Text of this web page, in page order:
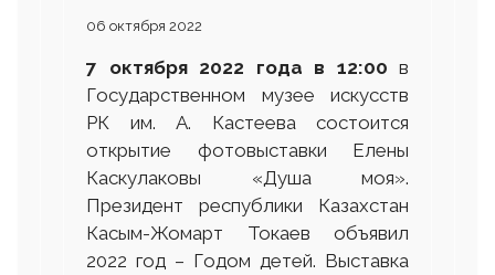
06 октября 2022
7 октября 2022 года в 12:00 в
Государственном музее искусств
РК им. А. Кастеева состоится
открытие фотовыставки Елены
Каскулаковы «Душа моя».
Президент республики Казахстан
Касым-Жомарт Токаев объявил
2022 год – Годом детей. Выставка